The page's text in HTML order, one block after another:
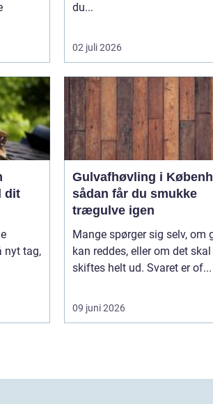
du...
02 juli 2026
dit
nyt tag,
Gulvafhøvling i
sådan får du smukke
trægulve igen
Mange spørger sig selv, om
kan reddes, eller om det skal
skiftes helt ud. Svaret er of...
09 juni 2026